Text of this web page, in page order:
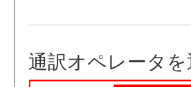
通訳オペレータ